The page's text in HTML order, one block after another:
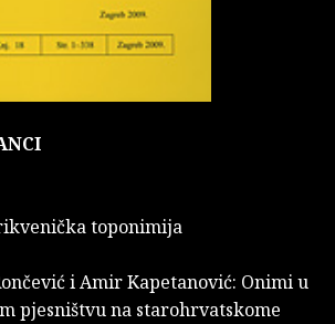
toponimija
i Amir Kapetanović: Onimi u
pjesništvu na starohrvatskome